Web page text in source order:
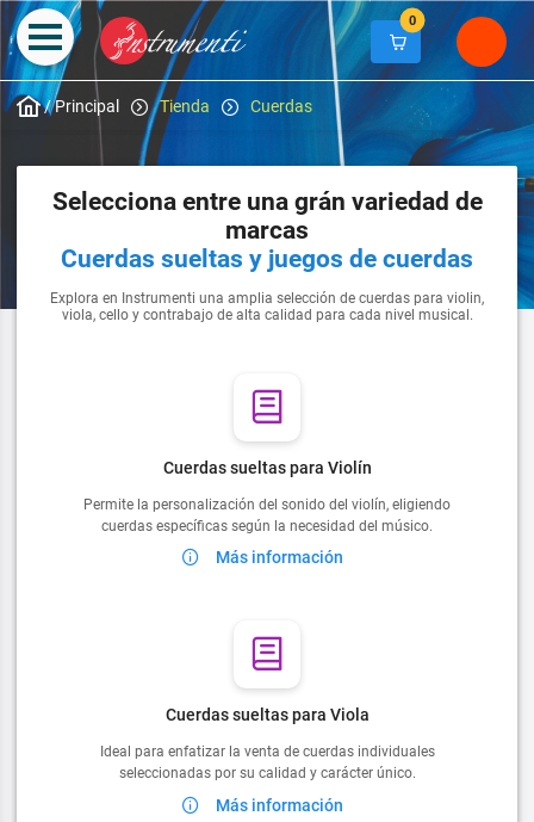
0
/Principal Tienda Cuerdas
Selecciona entre una grán variedad de
marcas
Cuerdas sueltas y juegos de cuerdas
Explora en Instrumenti una amplia selección de cuerdas para violin,
viola, cello y contrabajo de alta calidad para cada nivel musical.
Cuerdas sueltas para Violín
Permite la personalización del sonido del violín, eligiendo
cuerdas específicas según la necesidad del músico.
Más información
Cuerdas sueltas para Viola
Ideal para enfatizar la venta de cuerdas individuales
seleccionadas por su calidad y carácter único.
Más información